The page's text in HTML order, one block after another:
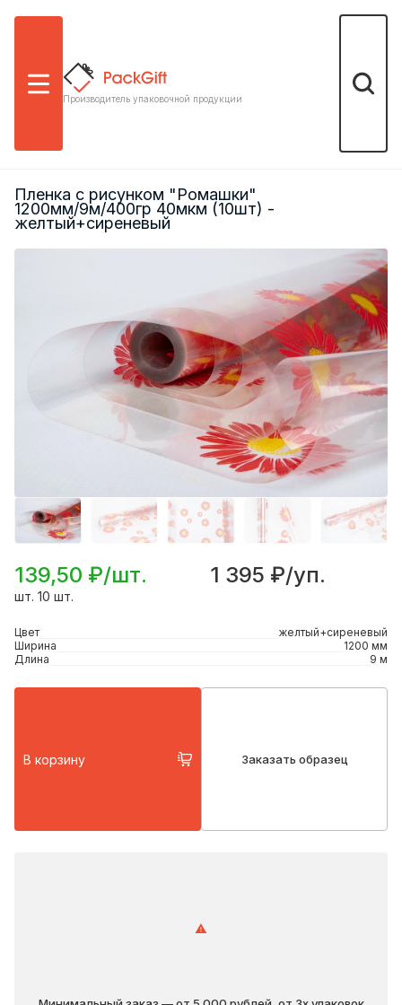
Меню
Производитель упаковочной продукции
Поиск
Пленка с рисунком "Ромашки"
1200мм/9м/400гр 40мкм (10шт) -
желтый+сиреневый
139,50 ₽/шт. 1 395 ₽/уп.
шт. 10 шт.
Цвет
желтый+сиреневый
Ширина
1200 мм
Длина
9 м
В корзину Заказать образец